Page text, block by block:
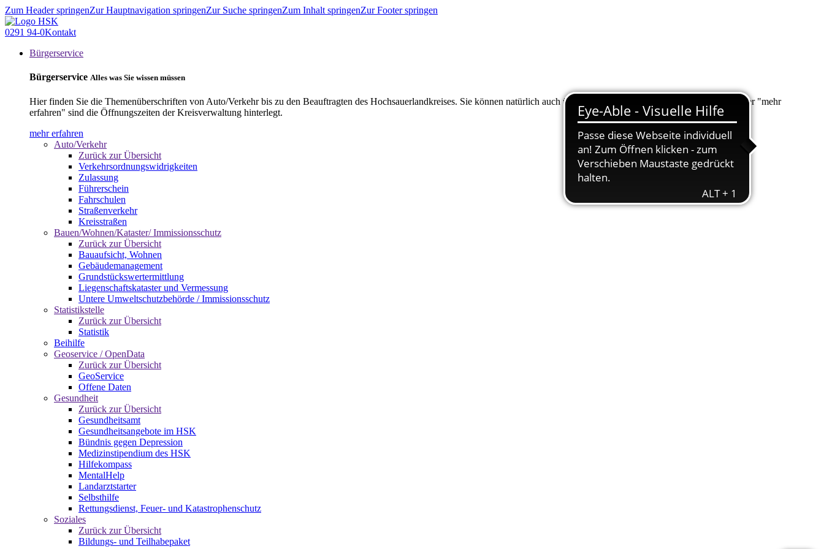
Zum Header springenZur Hauptnavigation springenZur Suche springenZum Inhalt springenZur Footer springen
0291 94-0Kontakt
Bürgerservice
Bürgerservice Alles was Sie wissen müssen
Hier finden Sie die Themenüberschriften von Auto/Verkehr bis zu den Beauftragten des Hochsauerlandkreises. Sie können natürlich auch über "Suche" nach Ihrem Anliegen suchen. Unter "mehr
erfahren" sind die Öffnungszeiten der Kreisverwaltung hinterlegt.
mehr erfahren
Auto/Verkehr
Zurück zur Übersicht
Verkehrsordnungswidrigkeiten
Zulassung
Führerschein
Fahrschulen
Straßenverkehr
Kreisstraßen
Bauen/Wohnen/Kataster/ Immissionsschutz
Zurück zur Übersicht
Bauaufsicht, Wohnen
Gebäudemanagement
Grundstückswertermittlung
Liegenschaftskataster und Vermessung
Untere Umweltschutzbehörde / Immissionsschutz
Statistikstelle
Zurück zur Übersicht
Statistik
Beihilfe
Geoservice / OpenData
Zurück zur Übersicht
GeoService
Offene Daten
Gesundheit
Zurück zur Übersicht
Gesundheitsamt
Gesundheitsangebote im HSK
Bündnis gegen Depression
Medizinstipendium des HSK
Hilfekompass
MentalHelp
Landarztstarter
Selbsthilfe
Rettungsdienst, Feuer- und Katastrophenschutz
Soziales
Zurück zur Übersicht
Bildungs- und Teilhabepaket